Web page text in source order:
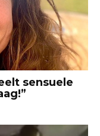
sensuele